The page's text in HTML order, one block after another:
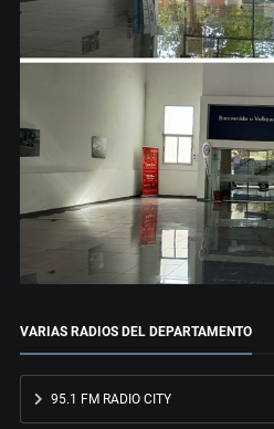
VARIAS RADIOS DEL DEPARTAMENTO
95.1 FM RADIO CITY